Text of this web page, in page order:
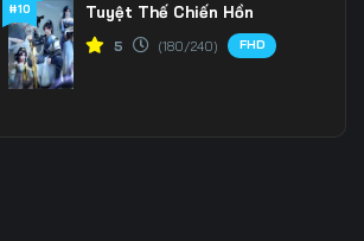
#10 Tuyệt Thế Chiến Hồn
5 (180/240) FHD